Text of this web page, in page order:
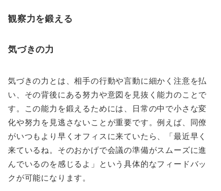
観察力を鍛える
気づきの力
気づきの力とは、相手の行動や言動に細かく注意を払
い、その背後にある努力や意図を見抜く能力のことで
す。この能力を鍛えるためには、日常の中で小さな変
化や努力を見逃さないことが重要です。例えば、同僚
がいつもより早くオフィスに来ていたら、「最近早く
来ているね。そのおかげで会議の準備がスムーズに進
んでいるのを感じるよ」という具体的なフィードバッ
クが可能になります。